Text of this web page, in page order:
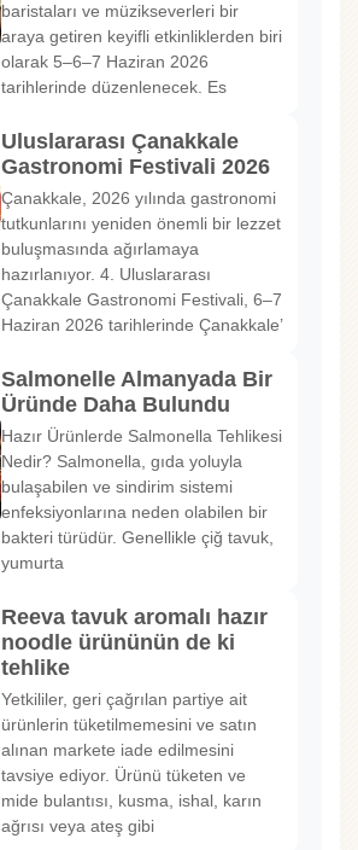
baristaları ve müzikseverleri bir
araya getiren keyifli etkinliklerden biri
olarak 5–6–7 Haziran 2026
tarihlerinde düzenlenecek. Es
Uluslararası Çanakkale
Gastronomi Festivali 2026
Çanakkale, 2026 yılında gastronomi
tutkunlarını yeniden önemli bir lezzet
buluşmasında ağırlamaya
hazırlanıyor. 4. Uluslararası
Çanakkale Gastronomi Festivali, 6–7
Haziran 2026 tarihlerinde Çanakkale’
Salmonelle Almanyada Bir
Üründe Daha Bulundu
Hazır Ürünlerde Salmonella Tehlikesi
Nedir? Salmonella, gıda yoluyla
bulaşabilen ve sindirim sistemi
enfeksiyonlarına neden olabilen bir
bakteri türüdür. Genellikle çiğ tavuk,
yumurta
Reeva tavuk aromalı hazır
noodle ürününün de ki
tehlike
Yetkililer, geri çağrılan partiye ait
ürünlerin tüketilmemesini ve satın
alınan markete iade edilmesini
tavsiye ediyor. Ürünü tüketen ve
mide bulantısı, kusma, ishal, karın
ağrısı veya ateş gibi